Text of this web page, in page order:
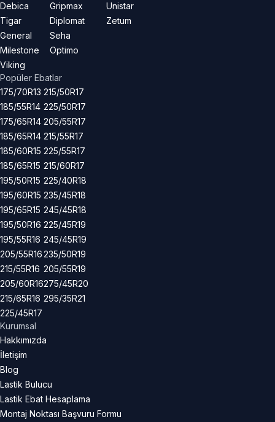
Debica
Tigar
General
Milestone
Viking
Gripmax
Diplomat
Seha
Optimo
Unistar
Zetum
Popüler Ebatlar
175/70R13
185/55R14
175/65R14
185/65R14
185/60R15
185/65R15
195/50R15
195/60R15
195/65R15
195/50R16
195/55R16
205/55R16
215/55R16
205/60R16
215/65R16
225/45R17
215/50R17
225/50R17
205/55R17
215/55R17
225/55R17
215/60R17
225/40R18
235/45R18
245/45R18
225/45R19
245/45R19
235/50R19
205/55R19
275/45R20
295/35R21
Kurumsal
Hakkımızda
İletişim
Blog
Lastik Bulucu
Lastik Ebat Hesaplama
Montaj Noktası Başvuru Formu